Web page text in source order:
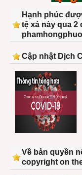
Hạnh phúc
tệ xá này qua
Cập nhật Dịch
Về bản quyền
copyright on